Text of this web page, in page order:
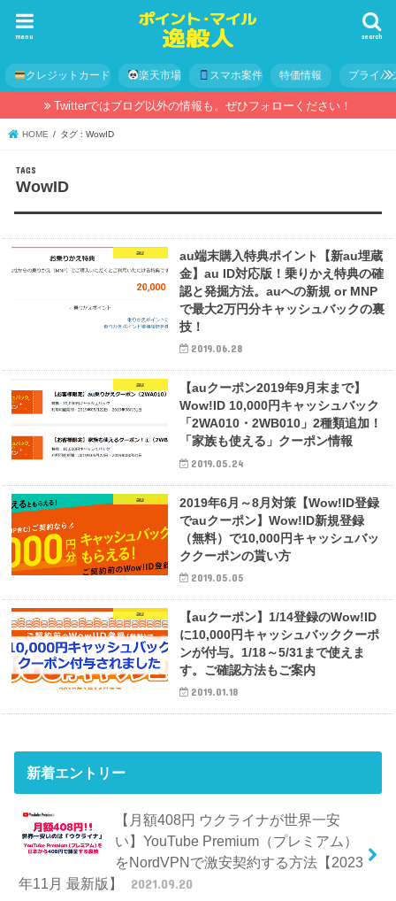
search
menu
クレジットカード 楽天市場 スマホ案件 特価情報 プライバ
Twitterではブログ以外の情報も。ぜひフォローください！
HOME タグ : WowID
WowID
au
au端末購入特典ポイント【新au埋蔵
金】au ID対応版！乗りかえ特典の確
認と発掘方法。auへの新規 or MNP
で最大2万円分キャッシュバックの裏
技！
2019.06.28
au
【auクーポン2019年9月末まで】
Wow!ID 10,000円キャッシュバック
「2WA010・2WB010」2種類追加！
「家族も使える」クーポン情報
2019.05.24
au
2019年6月～8月対策【Wow!ID登録
でauクーポン】Wow!ID新規登録
（無料）で10,000円キャッシュバッ
ククーポンの貰い方
2019.05.05
au
【auクーポン】1/14登録のWow!ID
に10,000円キャッシュバッククーポ
ンが付与。1/18～5/31まで使えま
す。ご確認方法もご案内
2019.01.18
新着エントリー
【月額408円 ウクライナが世界一安
い】YouTube Premium（プレミアム）
をNordVPNで激安契約する方法【2023
年11月 最新版】
2021.09.20